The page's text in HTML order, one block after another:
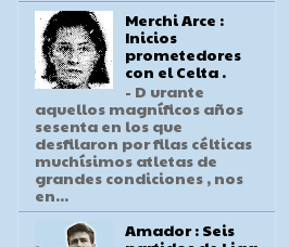
Merchi Arce :
Inicios
prometedores
con el Celta .
- D urante
aquellos magníficos años
sesenta en los que
desfilaron por filas célticas
muchísimos atletas de
grandes condiciones , nos
en...
Amador : Seis